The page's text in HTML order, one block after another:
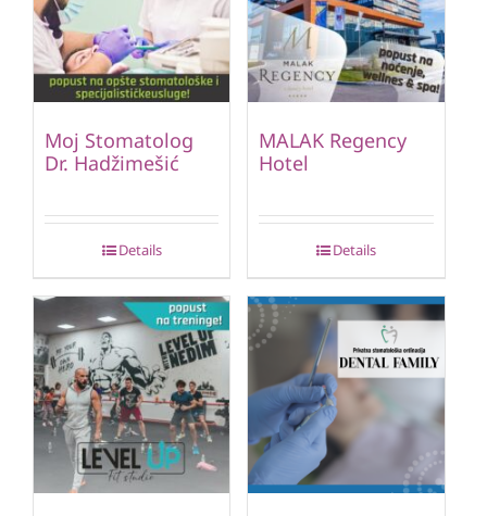
Moj Stomatolog
Dr. Hadžimešić
Details
MALAK Regency
Hotel
Details